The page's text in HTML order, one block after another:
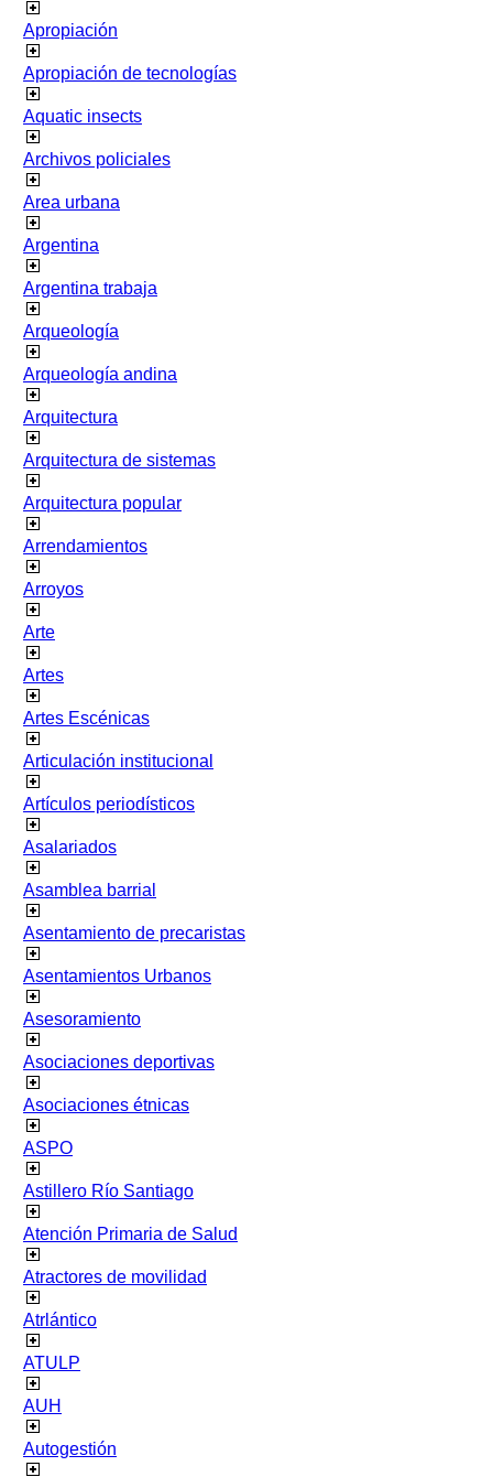
Apropiación
Apropiación de tecnologías
Aquatic insects
Archivos policiales
Area urbana
Argentina
Argentina trabaja
Arqueología
Arqueología andina
Arquitectura
Arquitectura de sistemas
Arquitectura popular
Arrendamientos
Arroyos
Arte
Artes
Artes Escénicas
Articulación institucional
Artículos periodísticos
Asalariados
Asamblea barrial
Asentamiento de precaristas
Asentamientos Urbanos
Asesoramiento
Asociaciones deportivas
Asociaciones étnicas
ASPO
Astillero Río Santiago
Atención Primaria de Salud
Atractores de movilidad
Atrlántico
ATULP
AUH
Autogestión